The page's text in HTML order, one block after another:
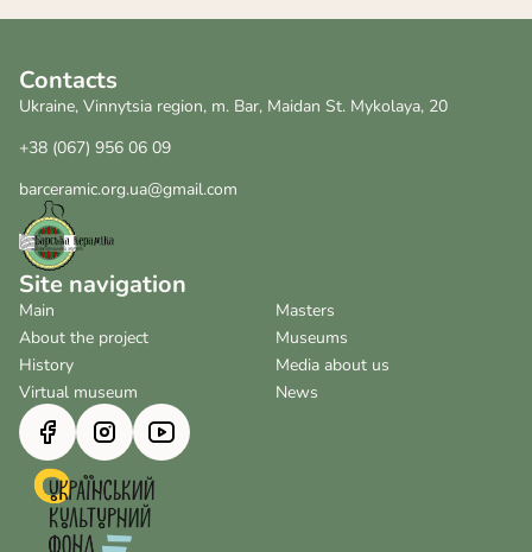
Contacts
Ukraine, Vinnytsia region, m. Bar, Maidan St. Mykolaya, 20
+38 (067) 956 06 09
barceramic.org.ua@gmail.com
Site navigation
Main
About the project
History
Virtual museum
Masters
Museums
Media about us
News